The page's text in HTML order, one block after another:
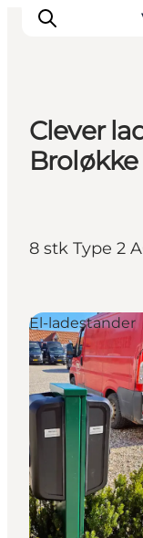
Inspirasjon
Planlegg
Clever
8 stk Type 2
El-ladestander